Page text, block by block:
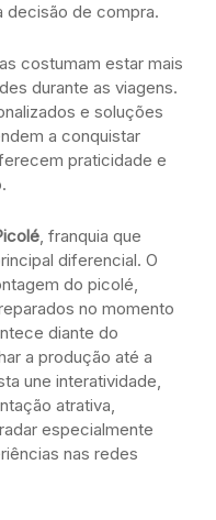
decisão de compra.
costumam estar mais
durante as viagens.
e soluções
a conquistar
praticidade e
, franquia que
diferencial. O
do picolé,
no momento
diante do
a produção até a
une interatividade,
atrativa,
especialmente
nas redes